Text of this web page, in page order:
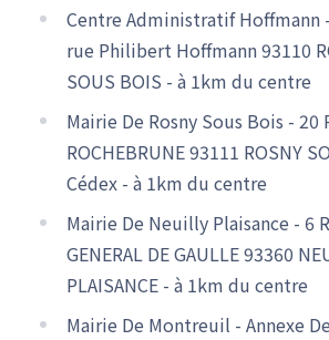
Centre Administratif Hoffmann
rue Philibert Hoffmann 93110
SOUS BOIS - à 1km du centre
Mairie De Rosny Sous Bois - 20
ROCHEBRUNE 93111 ROSNY
Cédex - à 1km du centre
Mairie De Neuilly Plaisance - 6
GENERAL DE GAULLE 93360
PLAISANCE - à 1km du centre
Mairie De Montreuil - Annexe